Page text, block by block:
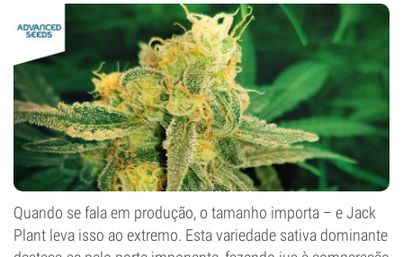
Quando se fala em produção, o tamanho importa – e Jack
Plant leva isso ao extremo. Esta variedade sativa dominante